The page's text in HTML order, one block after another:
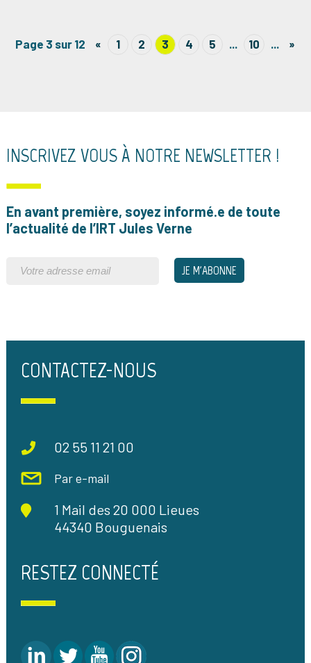
Page 3 sur 12 « 1 2 3 4 5 ... 10 ... »
INSCRIVEZ VOUS À NOTRE NEWSLETTER !
En avant première, soyez informé.e de toute
l’actualité de l’IRT Jules Verne
CONTACTEZ-NOUS
02 55 11 21 00
Par e-mail
1 Mail des 20 000 Lieues
44340 Bouguenais
RESTEZ CONNECTÉ